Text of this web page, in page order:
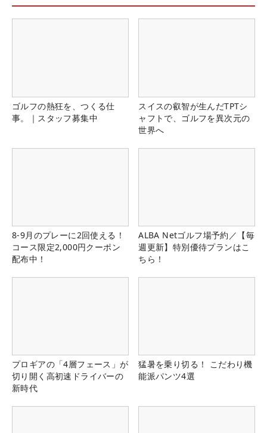
ゴルフの熱狂を、つくる仕
事。｜スタッフ募集中
スイスの叡智が生んだTPTシ
ャフトで、ゴルフを異次元の
世界へ
8-9月のプレーに2回使える！
コース限定2,000円クーポン
配布中！
ALBA Netゴルフ場予約／【毎
週更新】特別優待プランはこ
ちら！
プロギアの「4層フェース」が
切り開く高初速ドライバーの
新時代
猛暑を乗り切る！ こだわり機
能派パンツ4選